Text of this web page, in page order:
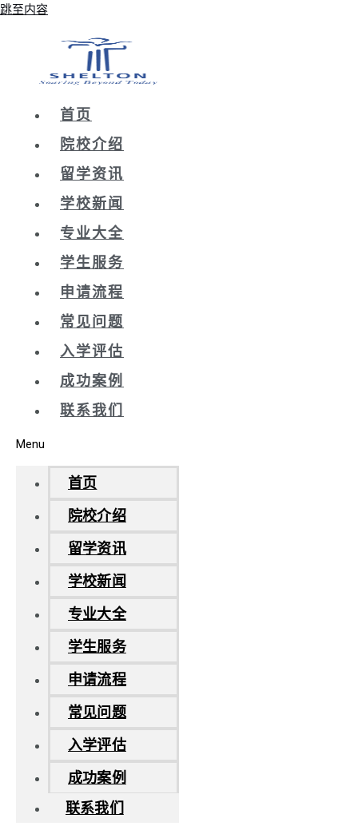
跳至内容
首页
院校介绍
留学资讯
学校新闻
专业大全
学生服务
申请流程
常见问题
入学评估
成功案例
联系我们
Menu
首页
院校介绍
留学资讯
学校新闻
专业大全
学生服务
申请流程
常见问题
入学评估
成功案例
联系我们